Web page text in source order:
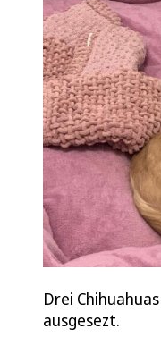
Drei
ausgesezt.